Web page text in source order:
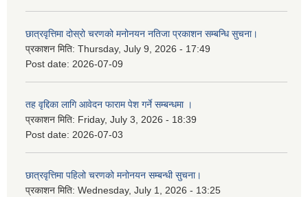
छात्रवृत्तिमा दोस्रो चरणको मनोनयन नतिजा प्रकाशन सम्बन्धि सुचना।
प्रकाशन मिति: Thursday, July 9, 2026 - 17:49
Post date: 2026-07-09
तह वृद्दिका लागि आवेदन फाराम पेश गर्ने सम्बन्धमा ।
प्रकाशन मिति: Friday, July 3, 2026 - 18:39
Post date: 2026-07-03
छात्रवृत्तिमा पहिलो चरणको मनोनयन सम्बन्धी सुचना।
प्रकाशन मिति: Wednesday, July 1, 2026 - 13:25